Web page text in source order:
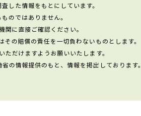
した情報をもとにしています。
のではありません。
に直接ご確認ください。
の賠償の責任を一切負わないものとします。
だけますようお願いいたします。
の情報提供のもと、情報を掲出しております。